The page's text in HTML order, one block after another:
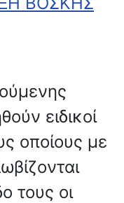
ειδικοί
οποίους με
τους οι